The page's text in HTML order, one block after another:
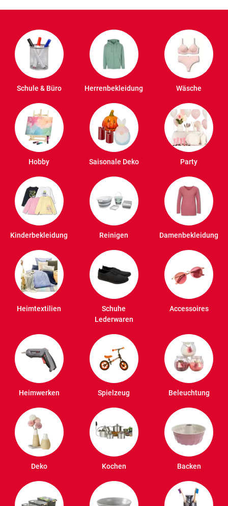
Schule & Büro Herrenbekleidung Wäsche
Hobby Saisonale Deko Party
Kinderbekleidung Reinigen Damenbekleidung
Heimtextilien
Schuhe
Lederwaren
Accessoires
Heimwerken Spielzeug Beleuchtung
Deko Kochen Backen